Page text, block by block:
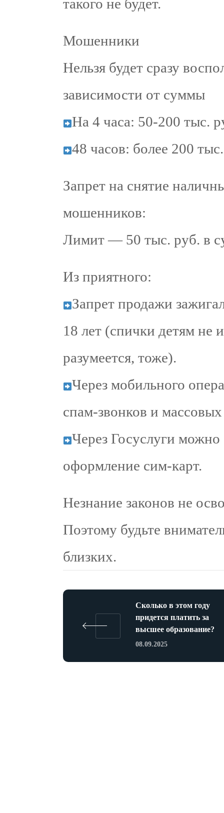
такого не будет.
Мошенники
Нельзя будет сразу
зависимости от суммы
На 4 часа: 50-200 тыс.
48 часов: более 200
Запрет на снятие
мошенников:
Лимит — 50 тыс. руб. в
Из приятного:
Запрет продажи
18 лет (спички детям не
разумеется, тоже).
Через мобильного
спам-звонков и
Через Госуслуги
оформление сим-карт.
Незнание законов не
Поэтому будьте
близких.
Сколько в этом году
придется платить за
высшее образование?
08.09.2025